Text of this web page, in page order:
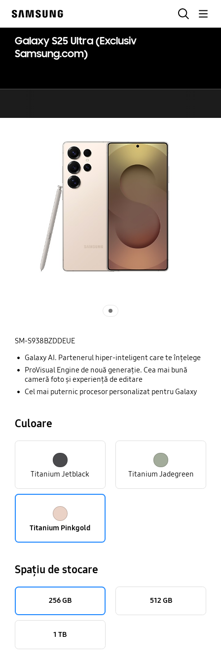
Galaxy S25 Ultra (Exclusiv
Samsung.com)
SM-S938BZDDEUE
Galaxy AI. Partenerul hiper-inteligent care te înțelege
ProVisual Engine de nouă generație. Cea mai bună
cameră foto și experiență de editare
Cel mai puternic procesor personalizat pentru Galaxy
Culoare
Titanium Jetblack Titanium Jadegreen
Titanium Pinkgold
Spațiu de stocare
256 GB 512 GB
1 TB